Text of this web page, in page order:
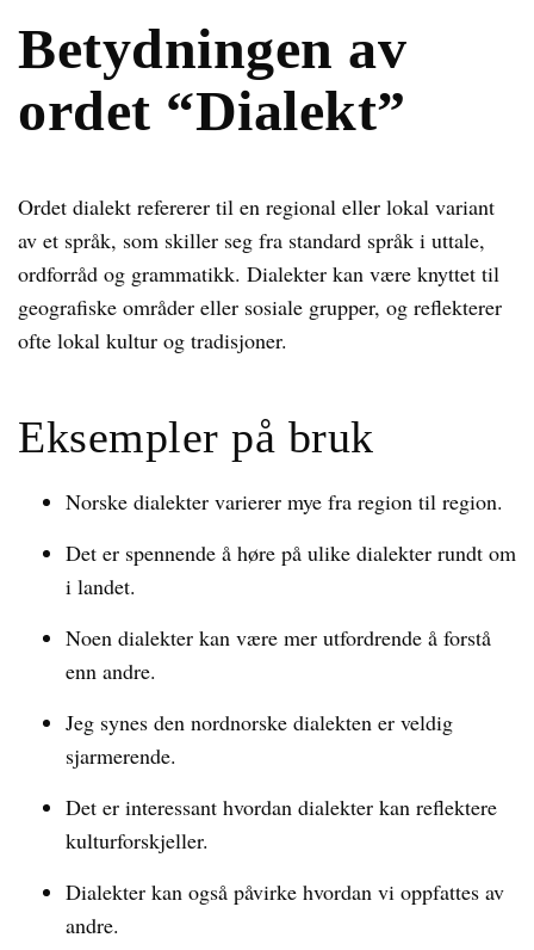
Betydningen av
ordet “Dialekt”
Ordet dialekt refererer til en regional eller lokal variant
av et språk, som skiller seg fra standard språk i uttale,
ordforråd og grammatikk. Dialekter kan være knyttet til
geografiske områder eller sosiale grupper, og reflekterer
ofte lokal kultur og tradisjoner.
Eksempler på bruk
Norske dialekter varierer mye fra region til region.
Det er spennende å høre på ulike dialekter rundt om
i landet.
Noen dialekter kan være mer utfordrende å forstå
enn andre.
Jeg synes den nordnorske dialekten er veldig
sjarmerende.
Det er interessant hvordan dialekter kan reflektere
kulturforskjeller.
Dialekter kan også påvirke hvordan vi oppfattes av
andre.